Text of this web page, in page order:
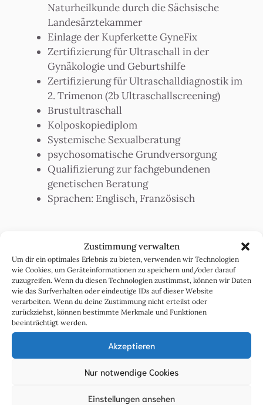
Zustimmung verwalten
Um dir ein optimales Erlebnis zu bieten, verwenden wir Technologien
wie Cookies, um Geräteinformationen zu speichern und/oder darauf
zuzugreifen. Wenn du diesen Technologien zustimmst, können wir Daten
wie das Surfverhalten oder eindeutige IDs auf dieser Website
verarbeiten. Wenn du deine Zustimmung nicht erteilst oder
zurückziehst, können bestimmte Merkmale und Funktionen
beeinträchtigt werden.
Akzeptieren
Nur notwendige Cookies
Einstellungen ansehen
Naturheilkunde durch die Sächsische
Landesärztekammer
Einlage der Kupferkette GyneFix
Zertifizierung für Ultraschall in der
Gynäkologie und Geburtshilfe
Zertifizierung für Ultraschalldiagnostik im
2. Trimenon (2b Ultraschallscreening)
Brustultraschall
Kolposkopiediplom
Systemische Sexualberatung
psychosomatische Grundversorgung
Qualifizierung zur fachgebundenen
genetischen Beratung
Sprachen: Englisch, Französisch
Jetzt Besuch vorbereiten
VOR IHREM BESUCH - NÜTZLICHE INFOS